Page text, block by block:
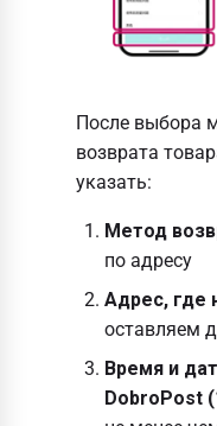
После выбора
возврата
указать:
Метод
по адресу
Адрес, где
оставляем
Время и
DobroPost